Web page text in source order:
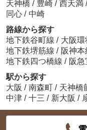
天神橋 / 豊崎 / 西天満 /
同心 / 中崎
路線から探す
地下鉄谷町線 / 大阪環
地下鉄堺筋線 / 阪神本
地下鉄四つ橋線 / 阪
駅から探す
大阪 / 南森町 / 天神橋
中津 / 十三 / 新大阪 /